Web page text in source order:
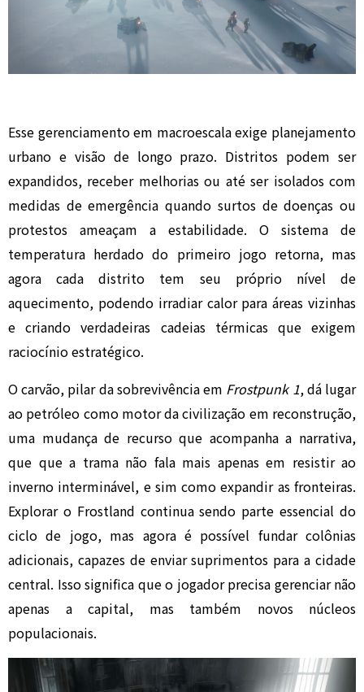
Esse gerenciamento em macroescala exige planejamento
urbano e visão de longo prazo. Distritos podem ser
expandidos, receber melhorias ou até ser isolados com
medidas de emergência quando surtos de doenças ou
protestos ameaçam a estabilidade. O sistema de
temperatura herdado do primeiro jogo retorna, mas
agora cada distrito tem seu próprio nível de
aquecimento, podendo irradiar calor para áreas vizinhas
e criando verdadeiras cadeias térmicas que exigem
raciocínio estratégico.
O carvão, pilar da sobrevivência em Frostpunk 1, dá lugar
ao petróleo como motor da civilização em reconstrução,
uma mudança de recurso que acompanha a narrativa,
que que a trama não fala mais apenas em resistir ao
inverno interminável, e sim como expandir as fronteiras.
Explorar o Frostland continua sendo parte essencial do
ciclo de jogo, mas agora é possível fundar colônias
adicionais, capazes de enviar suprimentos para a cidade
central. Isso significa que o jogador precisa gerenciar não
apenas a capital, mas também novos núcleos
populacionais.